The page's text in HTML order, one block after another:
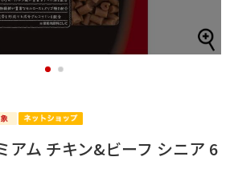
1 2
ム チキン&ビーフ シニア 6